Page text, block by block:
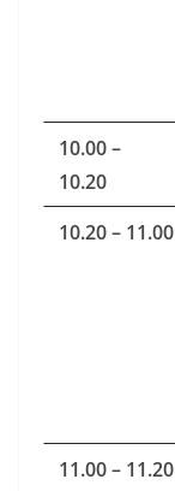
10.00 –
10.20
10.20 – 11.00
11.00 – 11.20